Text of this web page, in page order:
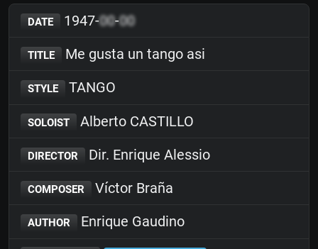
DATE 1947-00-00
TITLE Me gusta un tango asi
STYLE TANGO
SOLOIST Alberto CASTILLO
DIRECTOR Dir. Enrique Alessio
COMPOSER Víctor Braña
AUTHOR Enrique Gaudino